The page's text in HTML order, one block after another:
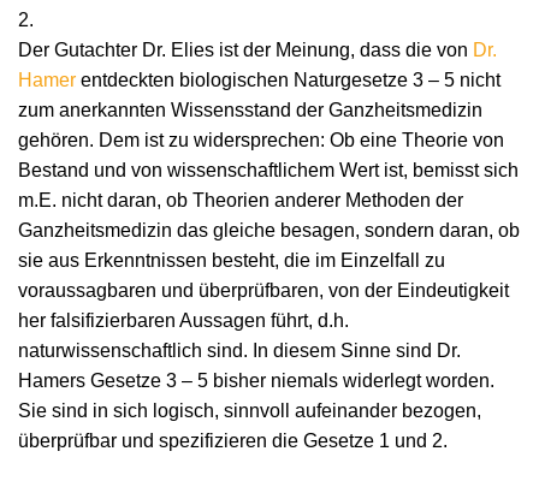
2.
Der Gutachter Dr. Elies ist der Meinung, dass die von Dr.
Hamer entdeckten biologischen Naturgesetze 3 – 5 nicht
zum anerkannten Wissensstand der Ganzheitsmedizin
gehören. Dem ist zu widersprechen: Ob eine Theorie von
Bestand und von wissenschaftlichem Wert ist, bemisst sich
m.E. nicht daran, ob Theorien anderer Methoden der
Ganzheitsmedizin das gleiche besagen, sondern daran, ob
sie aus Erkenntnissen besteht, die im Einzelfall zu
voraussagbaren und überprüfbaren, von der Eindeutigkeit
her falsifizierbaren Aussagen führt, d.h.
naturwissenschaftlich sind. In diesem Sinne sind Dr.
Hamers Gesetze 3 – 5 bisher niemals widerlegt worden.
Sie sind in sich logisch, sinnvoll aufeinander bezogen,
überprüfbar und spezifizieren die Gesetze 1 und 2.